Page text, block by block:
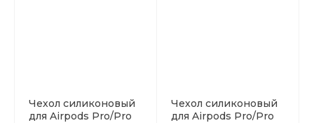
Чехол силиконовый
для Airpods Pro/Pro
Чехол силиконовый
для Airpods Pro/Pro